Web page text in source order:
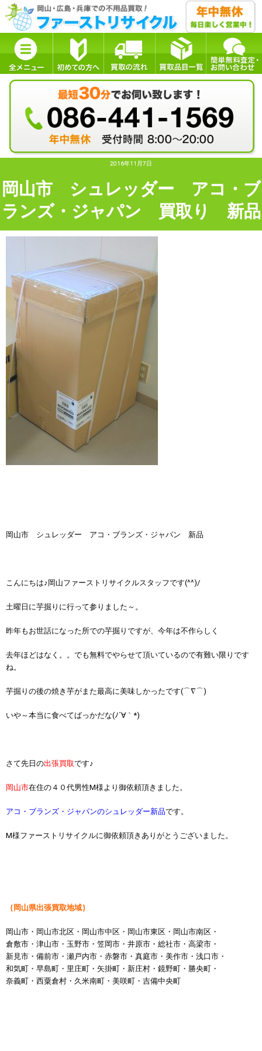
2016年11月7日
岡山市 シュレッダー アコ・ブ
ランズ・ジャパン 買取り 新品
岡山市 シュレッダー アコ・ブランズ・ジャパン 新品
こんにちは♪岡山ファーストリサイクルスタッフです(^^)/
土曜日に芋掘りに行って参りました～。
昨年もお世話になった所での芋掘りですが、今年は不作らしく
去年ほどはなく。。でも無料でやらせて頂いているので有難い限りです
ね。
芋掘りの後の焼き芋がまた最高に美味しかったです(⌒∇⌒)
いや～本当に食べてばっかだな(ﾉ´∀｀*)
さて先日の出張買取です♪
岡山市在住の４０代男性M様より御依頼頂きました。
アコ・ブランズ・ジャパンのシュレッダー新品です。
M様ファーストリサイクルに御依頼頂きありがとうございました。
｛岡山県出張買取地域｝
岡山市・岡山市北区・岡山市中区・岡山市東区・岡山市南区・
倉敷市・津山市・玉野市・笠岡市・井原市・総社市・高梁市・
新見市・備前市・瀬戸内市・赤磐市・真庭市・美作市・浅口市・
和気町・早島町・里庄町・矢掛町・新庄村・鏡野町・勝央町・
奈義町・西粟倉村・久米南町・美咲町・吉備中央町